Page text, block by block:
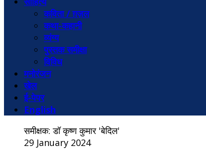
कविता / ग़ज़ल
कथा-कहानी
व्यंग्य
पुस्तक समीक्षा
विविध
मनोरंजन
खेल
ई-पेपर
English
समीक्षक: डॉ कृष्ण कुमार 'बेदिल'
29 January 2024